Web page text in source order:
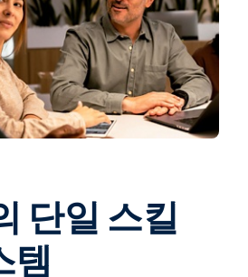
단일 스킬
템